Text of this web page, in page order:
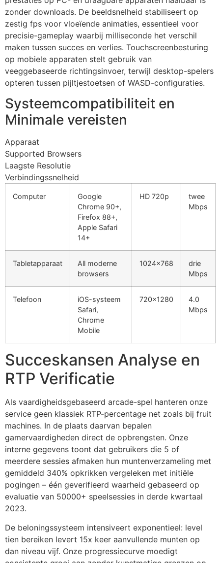
zonder downloads. De beeldsnelheid stabiliseert op
zestig fps voor vloeïende animaties, essentieel voor
precisie-gameplay waarbij milliseconde het verschil
maken tussen succes en verlies. Touchscreenbesturing
op mobiele apparaten stelt gebruik van
veeggebaseerde richtingsinvoer, terwijl desktop-spelers
opteren tussen pijltjestoetsen of WASD-configuraties.
Systeemcompatibiliteit en
Minimale vereisten
Apparaat
Supported Browsers
Laagste Resolutie
Verbindingssnelheid
Computer
Google
Chrome 90+,
Firefox 88+,
Apple Safari
14+
HD 720p
twee
Mbps
Tabletapparaat
All moderne
browsers
1024×768
drie
Mbps
Telefoon
iOS-systeem
Safari,
Chrome
Mobile
720×1280
4.0
Mbps
Succeskansen Analyse en
RTP Verificatie
Als vaardigheidsgebaseerd arcade-spel hanteren onze
service geen klassiek RTP-percentage net zoals bij fruit
machines. In de plaats daarvan bepalen
gamervaardigheden direct de opbrengsten. Onze
interne gegevens toont dat gebruikers die 5 of
meerdere sessies afmaken hun muntenverzameling met
gemiddeld 340% opkrikken vergeleken met initiële
pogingen – één geverifieerd waarheid gebaseerd op
evaluatie van 50000+ speelsessies in derde kwartaal
2023.
De beloningssysteem intensiveert exponentieel: level
tien bereiken levert 15x keer aanvullende munten op
dan niveau vijf. Onze progressiecurve moedigt